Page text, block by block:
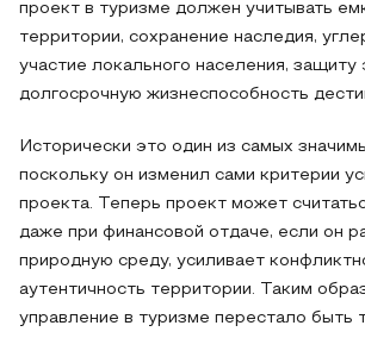
проект в туризме должен учитывать
территории, сохранение наследия,
участие локального населения, защиту
долгосрочную жизнеспособность
Исторически это один из самых
поскольку он изменил сами критерии
проекта. Теперь проект может
даже при финансовой отдаче, если он
природную среду, усиливает
аутентичность территории. Таким
управление в туризме перестало быть